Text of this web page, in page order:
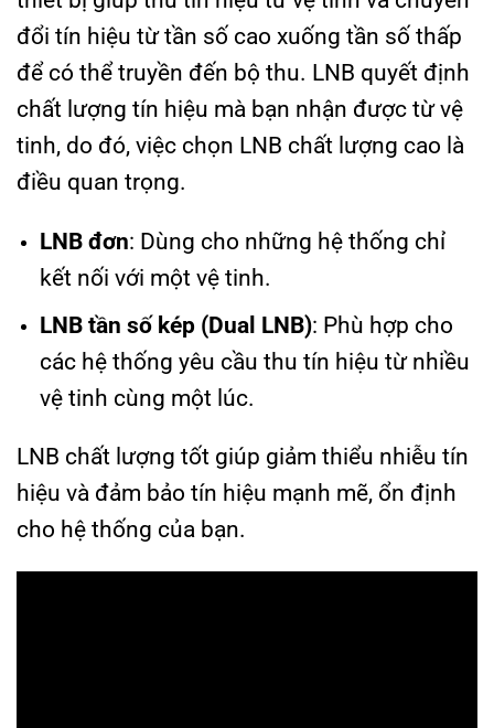
đổi tín hiệu từ tần số cao xuống tần số thấp
để có thể truyền đến bộ thu. LNB quyết định
chất lượng tín hiệu mà bạn nhận được từ vệ
tinh, do đó, việc chọn LNB chất lượng cao là
điều quan trọng.
LNB đơn: Dùng cho những hệ thống chỉ
kết nối với một vệ tinh.
LNB tần số kép (Dual LNB): Phù hợp cho
các hệ thống yêu cầu thu tín hiệu từ nhiều
vệ tinh cùng một lúc.
LNB chất lượng tốt giúp giảm thiểu nhiễu tín
hiệu và đảm bảo tín hiệu mạnh mẽ, ổn định
cho hệ thống của bạn.